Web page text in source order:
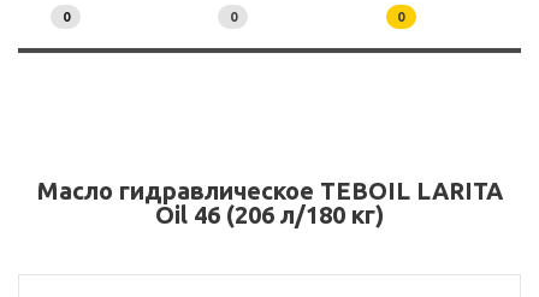
0 0 0
Масло гидравлическое TEBOIL LARITA
Oil 46 (206 л/180 кг)